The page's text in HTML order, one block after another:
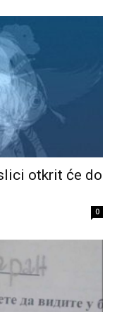
otkrit će do
0